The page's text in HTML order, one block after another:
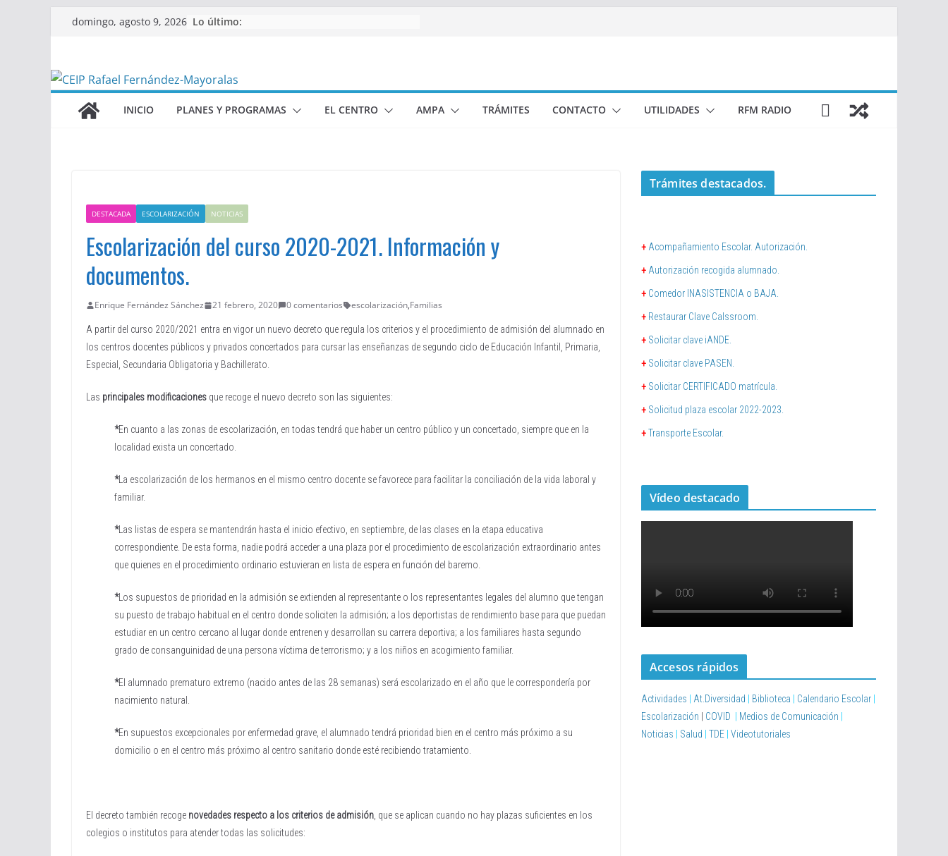
Saltardomingo, agosto 9, 2026 Lo último:
INICIO PLANES Y PROGRAMAS EL CENTRO AMPA TRÁMITES CONTACTO UTILIDADES RFM RADIO
DESTACADA ESCOLARIZACIÓN NOTICIAS
Escolarización del curso 2020-2021. Información y
documentos.
Enrique Fernández Sánchez 21 febrero, 2020 0 comentarios escolarización,Familias
A partir del curso 2020/2021 entra en vigor un nuevo decreto que regula los criterios y el procedimiento de admisión del alumnado en
los centros docentes públicos y privados concertados para cursar las enseñanzas de segundo ciclo de Educación Infantil, Primaria,
Especial, Secundaria Obligatoria y Bachillerato.
Las principales modificaciones que recoge el nuevo decreto son las siguientes:
*En cuanto a las zonas de escolarización, en todas tendrá que haber un centro público y un concertado, siempre que en la
localidad exista un concertado.
*La escolarización de los hermanos en el mismo centro docente se favorece para facilitar la conciliación de la vida laboral y
familiar.
*Las listas de espera se mantendrán hasta el inicio efectivo, en septiembre, de las clases en la etapa educativa
correspondiente. De esta forma, nadie podrá acceder a una plaza por el procedimiento de escolarización extraordinario antes
que quienes en el procedimiento ordinario estuvieran en lista de espera en función del baremo.
*Los supuestos de prioridad en la admisión se extienden al representante o los representantes legales del alumno que tengan
su puesto de trabajo habitual en el centro donde soliciten la admisión; a los deportistas de rendimiento base para que puedan
estudiar en un centro cercano al lugar donde entrenen y desarrollan su carrera deportiva; a los familiares hasta segundo
grado de consanguinidad de una persona víctima de terrorismo; y a los niños en acogimiento familiar.
*El alumnado prematuro extremo (nacido antes de las 28 semanas) será escolarizado en el año que le correspondería por
nacimiento natural.
*En supuestos excepcionales por enfermedad grave, el alumnado tendrá prioridad bien en el centro más próximo a su
domicilio o en el centro más próximo al centro sanitario donde esté recibiendo tratamiento.
El decreto también recoge novedades respecto a los criterios de admisión , que se aplican cuando no hay plazas suficientes en los
colegios o institutos para atender todas las solicitudes:
Trámites destacados.
+ Acompañamiento Escolar. Autorización.
+ Autorización recogida alumnado.
+ Comedor INASISTENCIA o BAJA.
+ Restaurar Clave Calssroom.
+ Solicitar clave iANDE.
+ Solicitar clave PASEN.
+ Solicitar CERTIFICADO matrícula.
+ Solicitud plaza escolar 2022-2023.
+Transporte Escolar.
Vídeo destacado
Accesos rápidos
Actividades At.Diversidad Biblioteca Calendario Escolar
Escolarización
COVID Medios de Comunicación
Noticias
Salud TDE Videotutoriales